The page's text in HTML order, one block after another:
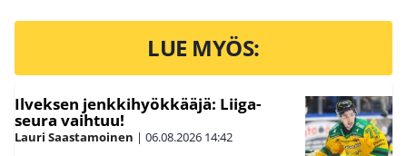
LUE MYÖS:
Ilveksen jenkkihyökkääjä: Liiga-
seura vaihtuu!
Lauri Saastamoinen | 06.08.2026 14:42